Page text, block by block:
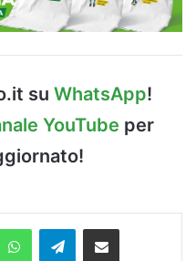
su WhatsApp!
YouTube per
WhatsAppTelegramCondividi via Email